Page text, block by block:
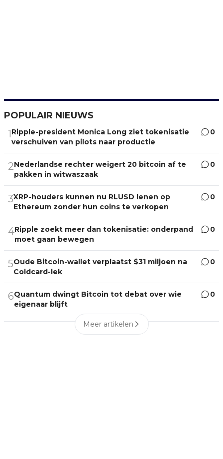
POPULAIR NIEUWS
1Ripple-president Monica Long ziet tokenisatie
verschuiven van pilots naar productie
0
2Nederlandse rechter weigert 20 bitcoin af te
pakken in witwaszaak
0
3XRP-houders kunnen nu RLUSD lenen op
Ethereum zonder hun coins te verkopen
0
4Ripple zoekt meer dan tokenisatie: onderpand
moet gaan bewegen
0
5Oude Bitcoin-wallet verplaatst $31 miljoen na
Coldcard-lek
0
6Quantum dwingt Bitcoin tot debat over wie
eigenaar blijft
0
Meer artikelen